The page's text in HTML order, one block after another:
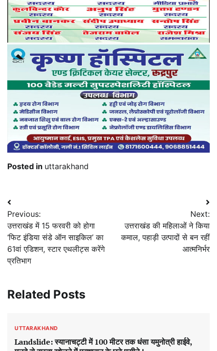
Posted in uttarakhand
Post
navigation
Previous:
उत्तराखंड में 15 फरवरी को होगा
‘फिट इंडिया संडे ऑन साइकिल’ का
61वां एडिशन, स्टार एथलीट्स करेंगे
प्रतिभाग
Next:
उत्तराखंड की महिलाओं ने किया
कमाल, पहाड़ी उत्पादों से बन रहीं
आत्मनिर्भर
Related Posts
UTTARAKHAND
Landslide: स्यानाचट्टी में 100 मीटर तक धंसा यमुनोत्री हाईवे,